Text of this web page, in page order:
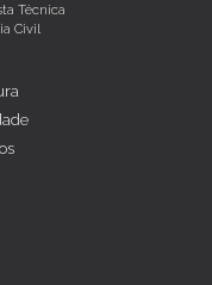
Técnica
Civil